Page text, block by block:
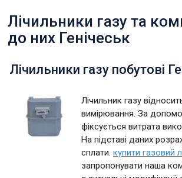
Лічильники газу та
до них Генічеськ
Лічильники газу побутові
Лічильник газу
вимірювання. За
фіксується витрата
На підставі даних
сплати.купити газовий
запропонувати наша